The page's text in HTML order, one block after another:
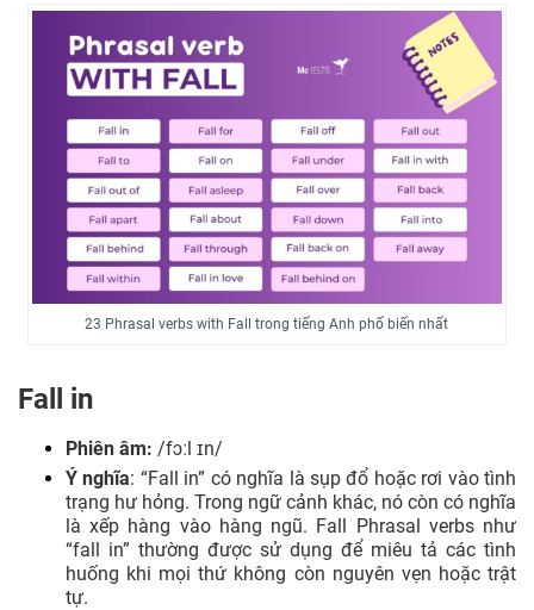
on
thiết.
Fall
away
Giảm dần, biến mất dần của một thứ
gì đó.
Fall
within
Nằm trong phạm vi của một quy
định, pháp lý hoặc thời gian nhất
định.
Fall in
love
Yêu, phải lòng ai đó.
Fall
Chậm trễ, không hoàn thành một
23 Phrasal verbs with Fall trong tiếng Anh phố biến nhất
Fall in
Phiên âm: /fɔːl ɪn/
Ý nghĩa: “Fall in” có nghĩa là sụp đổ hoặc rơi vào tình
trạng hư hỏng. Trong ngữ cảnh khác, nó còn có nghĩa
là xếp hàng vào hàng ngũ. Fall Phrasal verbs như
“fall in” thường được sử dụng để miêu tả các tình
huống khi mọi thứ không còn nguyên vẹn hoặc trật
tự.